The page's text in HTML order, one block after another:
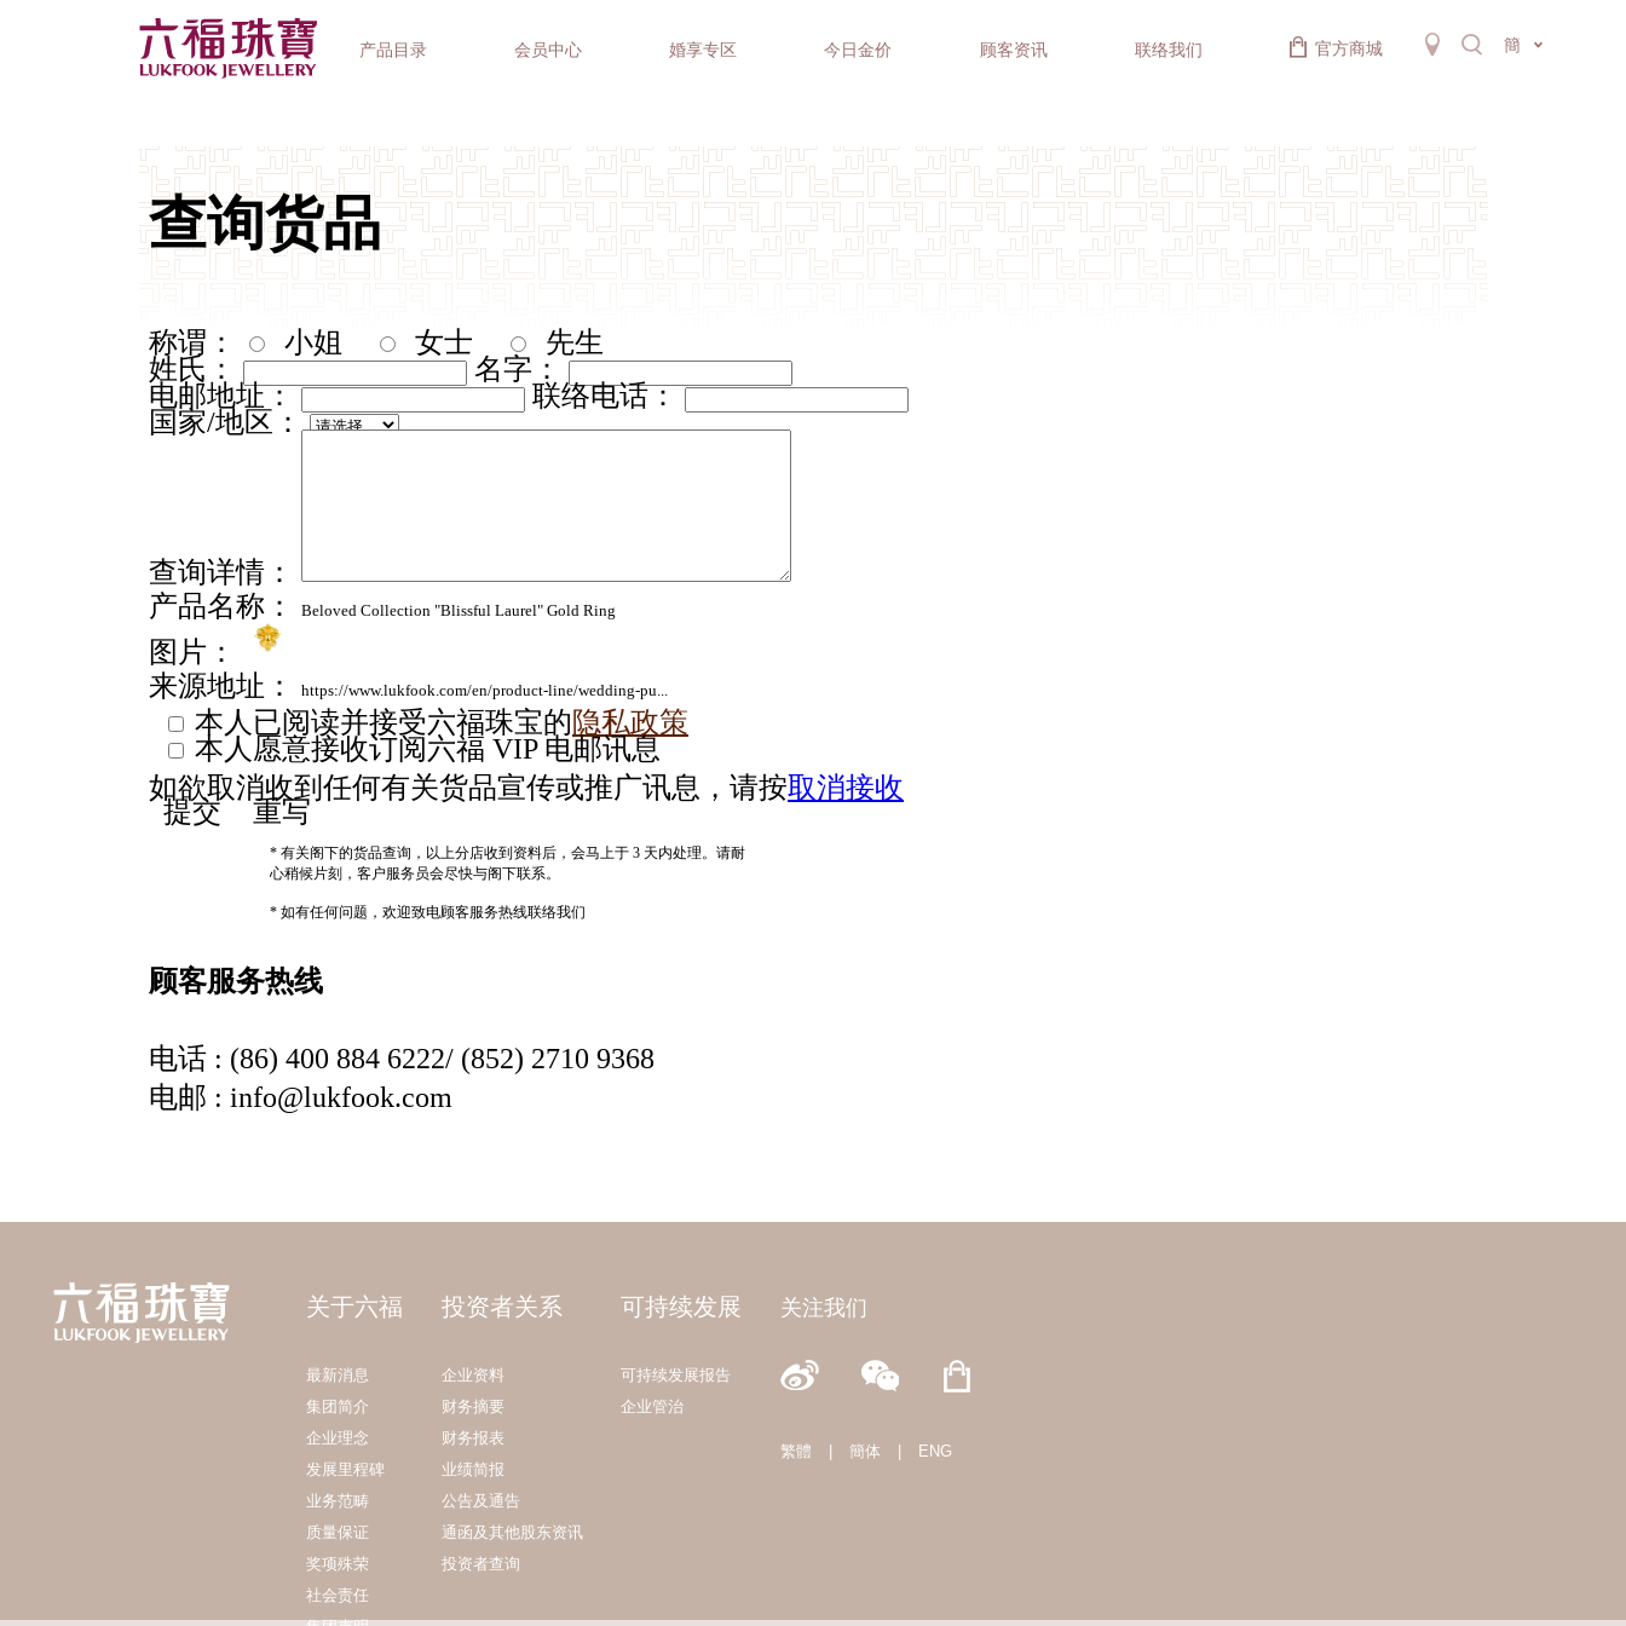
产品目录 会员中心 婚享专区 今日金价 顾客资讯 联络我们 官方商城 簡
钟表品牌 精选礼品
关于六福
最新消息
集团简介
企业理念
发展里程碑
业务范畴
质量保证
奖项殊荣
社会责任
投资者关系
企业资料
财务摘要
财务报表
业绩简报
公告及通告
通函及其他股东资讯
投资者查询
可持续发展
可持续发展报告
企业管治
关注我们
繁體 簡体 ENG